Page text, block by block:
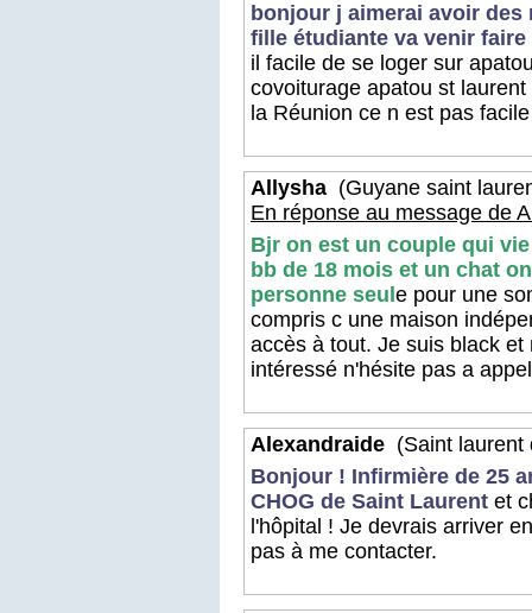
bonjour j aimerai avoir
fille étudiante va venir
il facile de se loger sur
covoiturage apatou st
la Réunion ce n est pas
Allysha (Guyane saint
En réponse au message de
Bjr on est un couple qui
bb de 18 mois et un chat
personne seul e pour une
compris c une maison
accès à tout. Je suis black
intéressé n'hésite pas a
Alexandraide (Saint laurent
Bonjour ! Infirmière de 25
CHOG de Saint Laurent et
l'hôpital ! Je devrais arriver
pas à me contacter.